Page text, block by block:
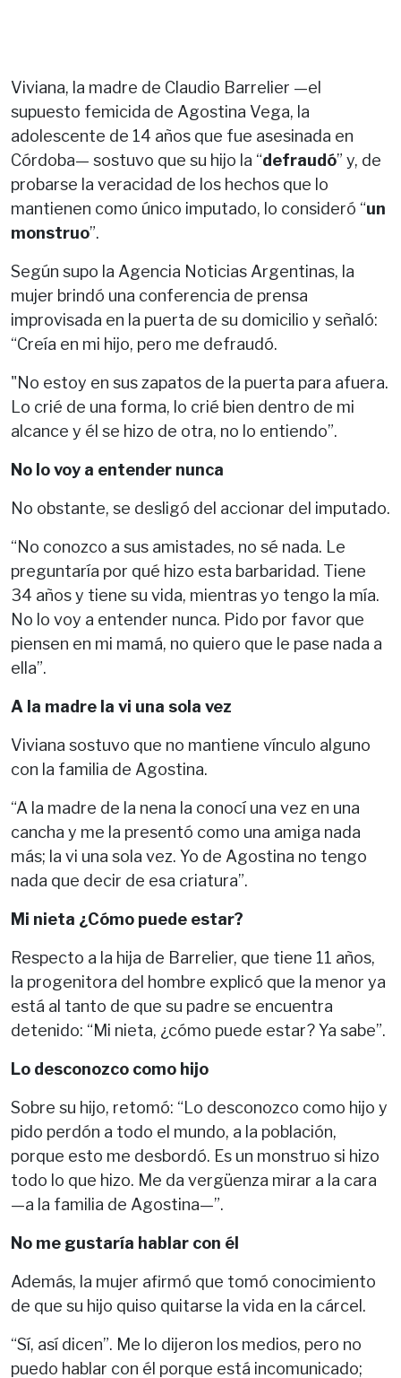
Viviana, la madre de Claudio Barrelier —el
supuesto femicida de Agostina Vega, la
adolescente de 14 años que fue asesinada en
Córdoba— sostuvo que su hijo la “defraudó” y, de
probarse la veracidad de los hechos que lo
mantienen como único imputado, lo consideró “un
monstruo”.
Según supo la Agencia Noticias Argentinas, la
mujer brindó una conferencia de prensa
improvisada en la puerta de su domicilio y señaló:
“Creía en mi hijo, pero me defraudó.
"No estoy en sus zapatos de la puerta para afuera.
Lo crié de una forma, lo crié bien dentro de mi
alcance y él se hizo de otra, no lo entiendo”.
No lo voy a entender nunca
No obstante, se desligó del accionar del imputado.
“No conozco a sus amistades, no sé nada. Le
preguntaría por qué hizo esta barbaridad. Tiene
34 años y tiene su vida, mientras yo tengo la mía.
No lo voy a entender nunca. Pido por favor que
piensen en mi mamá, no quiero que le pase nada a
ella”.
A la madre la vi una sola vez
Viviana sostuvo que no mantiene vínculo alguno
con la familia de Agostina.
“A la madre de la nena la conocí una vez en una
cancha y me la presentó como una amiga nada
más; la vi una sola vez. Yo de Agostina no tengo
nada que decir de esa criatura”.
Mi nieta ¿Cómo puede estar?
Respecto a la hija de Barrelier, que tiene 11 años,
la progenitora del hombre explicó que la menor ya
está al tanto de que su padre se encuentra
detenido: “Mi nieta, ¿cómo puede estar? Ya sabe”.
Lo desconozco como hijo
Sobre su hijo, retomó: “Lo desconozco como hijo y
pido perdón a todo el mundo, a la población,
porque esto me desbordó. Es un monstruo si hizo
todo lo que hizo. Me da vergüenza mirar a la cara
—a la familia de Agostina—”.
No me gustaría hablar con él
Además, la mujer afirmó que tomó conocimiento
de que su hijo quiso quitarse la vida en la cárcel.
“Sí, así dicen”. Me lo dijeron los medios, pero no
puedo hablar con él porque está incomunicado;